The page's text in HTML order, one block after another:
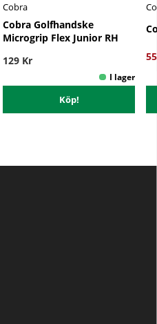
Cobra
Cobra Golfhandske
Microgrip Flex Junior RH
129 Kr
Köp!